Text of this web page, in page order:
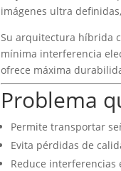
imágenes ultra
Su arquitectura híbrida
mínima interferencia
ofrece máxima
Problema
Permite transportar
Evita pérdidas de
Reduce interferencias